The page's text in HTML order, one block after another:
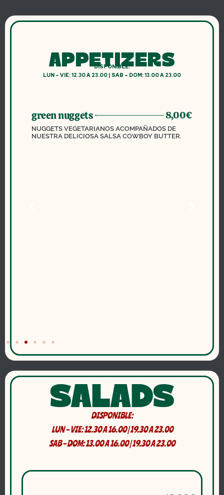
APPETIZERS
DISPONIBLE:
LUN – VIE: 12.30 A 23.00 | SAB – DOM: 13.00 A 23.00
green nuggets 8,00€
NUGGETS VEGETARIANOS ACOMPAÑADOS DE
NUESTRA DELICIOSA SALSA COWBOY BUTTER.
SALADS
DISPONIBLE:
LUN – VIE: 12.30 A 16.00 | 19.30 A 23.00
SAB – DOM: 13.00 A 16.00 | 19.30 A 23.00